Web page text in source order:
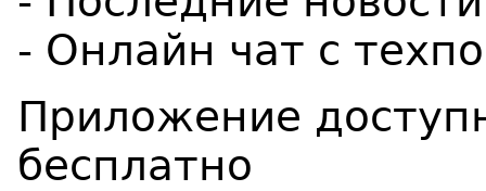
- Онлайн чат с
Приложение
бесплатно